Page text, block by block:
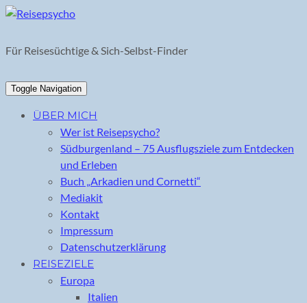
Skip
content
Für Reisesüchtige & Sich-Selbst-Finder
Toggle Navigation
ÜBER MICH
Wer ist Reisepsycho?
Südburgenland – 75 Ausflugsziele zum Entdecken
und Erleben
Buch „Arkadien und Cornetti“
Mediakit
Kontakt
Impressum
Datenschutzerklärung
REISEZIELE
Europa
Italien